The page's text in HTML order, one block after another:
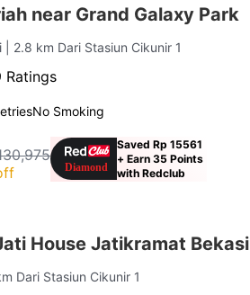
near Grand Galaxy Park
| 2.8 km Dari Stasiun Cikunir 1
Ratings
No Smoking
Saved Rp 15561
+ Earn 35 Points
with Redclub
House Jatikramat Bekasi
Dari Stasiun Cikunir 1